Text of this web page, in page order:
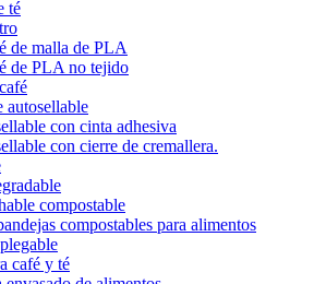
té
de malla de PLA
de PLA no tejido
autosellable
con cinta adhesiva
con cierre de cremallera.
compostable
compostables para alimentos
café y té